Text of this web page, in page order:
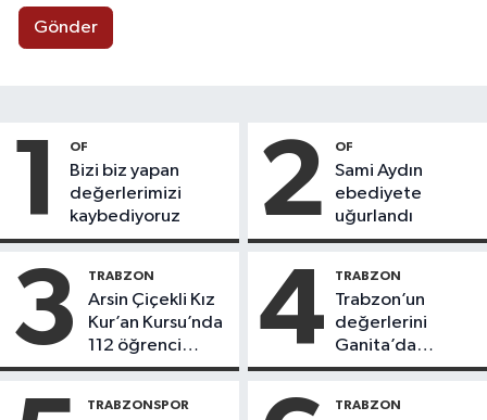
Gönder
1 OF
Bizi biz yapan
değerlerimizi
kaybediyoruz
2 OF
Sami Aydın
ebediyete
uğurlandı
3 TRABZON
Arsin Çiçekli Kız
Kur’an Kursu’nda
112 öğrenci
icazet aldı
4 TRABZON
Trabzon’un
değerlerini
Ganita’da
yaşatıyoruz
TRABZONSPOR TRABZON